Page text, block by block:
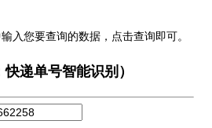
入您要查询的数据，点击查询即可。
递单号智能识别）